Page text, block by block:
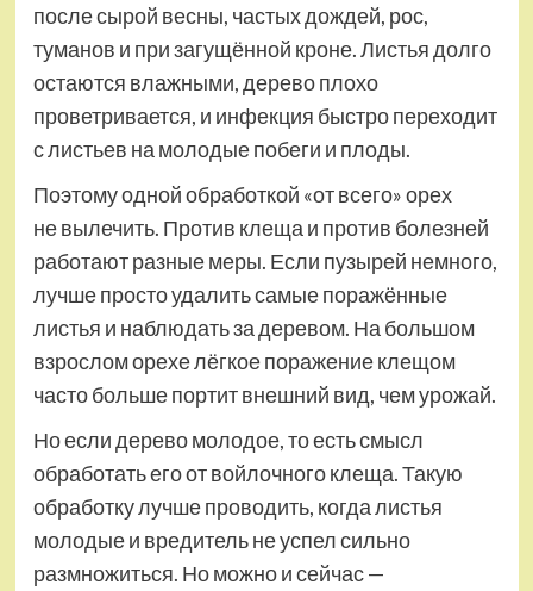
после сырой весны, частых дождей, рос,
туманов и при загущённой кроне. Листья долго
остаются влажными, дерево плохо
проветривается, и инфекция быстро переходит
с листьев на молодые побеги и плоды.
Поэтому одной обработкой «от всего» орех
не вылечить. Против клеща и против болезней
работают разные меры. Если пузырей немного,
лучше просто удалить самые поражённые
листья и наблюдать за деревом. На большом
взрослом орехе лёгкое поражение клещом
часто больше портит внешний вид, чем урожай.
Но если дерево молодое, то есть смысл
обработать его от войлочного клеща. Такую
обработку лучше проводить, когда листья
молодые и вредитель не успел сильно
размножиться. Но можно и сейчас ­—